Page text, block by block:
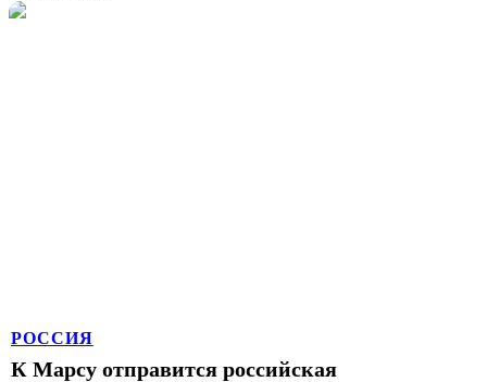
РОССИЯ
К Марсу отправится российская